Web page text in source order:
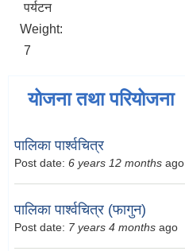
पर्यटन
Weight:
7
योजना तथा परियोजना
पालिका पार्श्वचित्र
Post date: 6 years 12 months ago
पालिका पार्श्वचित्र (फागुन)
Post date: 7 years 4 months ago